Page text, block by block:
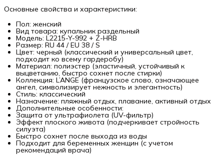
Основные свойства и характеристики:
Пол: женский
Вид товара: купальник раздельный
Модель: L2215-Y-992 + Z-HRB
Размер: RU 44 / EU 38 / S
Цвет: черный (классический и универсальный цвет,
подходит ко всему гардеробу)
Материал: полиэстер (эластичный, устойчивый к
выцветанию, быстро сохнет после стирки)
Коллекция: L’ANGE (французское слово, означающее
ангел, символизирует нежность и элегантность)
Стиль: классический
Назначение: пляжный отдых, плавание, активный отдых
Дополнительные особенности:
Защита от ультрафиолета (UV-фильтр)
Эффект плоского живота (подчеркивает стройность
силуэта)
Быстро сохнет после выхода из воды
Подходит для беременных женщин (с учетом
рекомендаций врача)